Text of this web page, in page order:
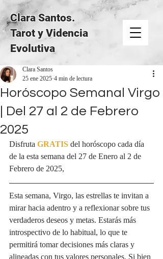
Clara Santos.
Tarot y Videncia
Evolutiva
Horóscopo Semanal Virgo
| Del 27 al 2 de Febrero
2025
Clara Santos
25 ene 20254 min de lectura
Disfruta GRATISdel horóscopo cada día
de la esta semana del 27 de Enero al 2 de
Febrero de 2025,
Esta semana, Virgo, las estrellas te invitan a
mirar hacia adentro y a reflexionar sobre tus
verdaderos deseos y metas. Estarás más
introspectivo de lo habitual, lo que te
permitirá tomar decisiones más claras y